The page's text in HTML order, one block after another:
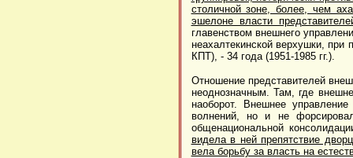
столичной зоне, более, чем
эшелоне власти
главенством внешнего
неахалтекинской верхушки, при
КПТ), - 34 года (1951-1985 гг.).
Отношение представителей
неоднозначным. Там, где
наоборот. Внешнее
волнений, но и не
общенациональной
видела в ней препятствие
вела борьбу за власть на